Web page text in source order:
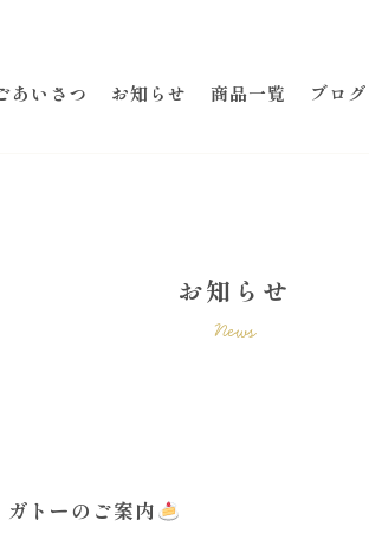
あいさつ お知らせ 商品一覧 ブログ
お知らせ
News
トーのご案内